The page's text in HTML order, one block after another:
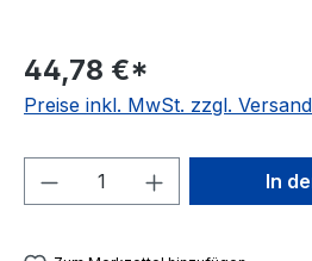
44,78 €*
Preise inkl. MwSt. zzgl.
Produkt Anzahl: Gib
In